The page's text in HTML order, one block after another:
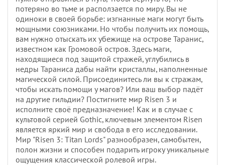
потеряно во тьме и расползается по миру. Вы не
одиноки в своей борьбе: изгнанные маги могут быть
мощными союзниками. Но чтобы получить их помощь,
вам нужно отыскать их убежище на острове Таранис,
известном как Громовой остров. Здесь маги,
находящиеся под защитой стражей, углубились в
недры Тараниса дабы найти кристаллы, наполненные
магической силой. Присоединитесь ли вы к стражам,
чтобы искать помощи у магов? Или ваш выбор падёт
на другие гильдии? Постигните мир Risen 3 и
исполните своё предназначение! Как и в случае с
культовой серией Gothic, ключевым элементом Risen
является яркий мир и свобода в его исследовании.
Мир "Risen 3: Titan Lords" разнообразен, самобытен,
полон жизни и способен подарить игроку уникальные
ощущения классической ролевой игры.